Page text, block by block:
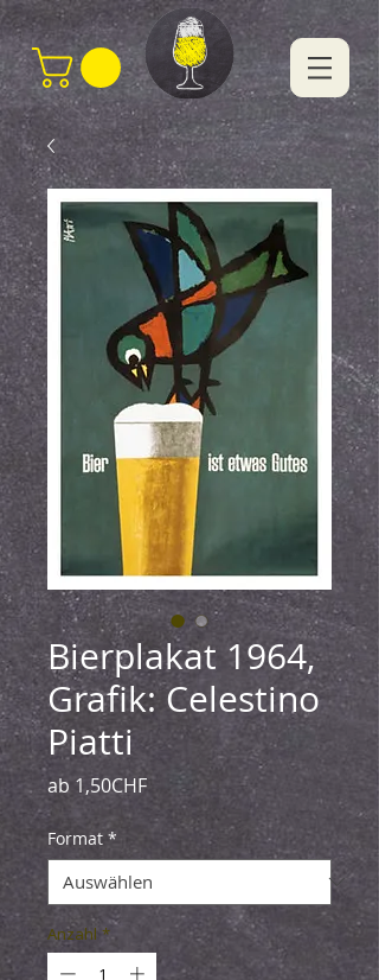
Bierplakat 1964,
Grafik: Celestino
Piatti
ab 1,50CHFSale-
Preis
Format *
Anzahl *